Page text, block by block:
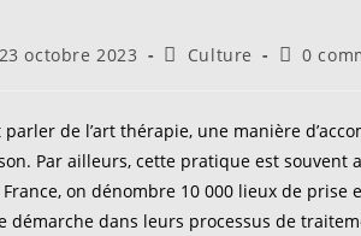
23 octobre 2023
PostCulture 0
de l’art thérapie, une manière
Par ailleurs, cette pratique est souvent
on dénombre 10 000 lieux de
démarche dans leurs processus de